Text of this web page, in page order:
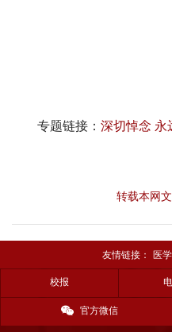
专题链接： 深切悼念 永
转载本网
友情链接： 医
校报
官方微信